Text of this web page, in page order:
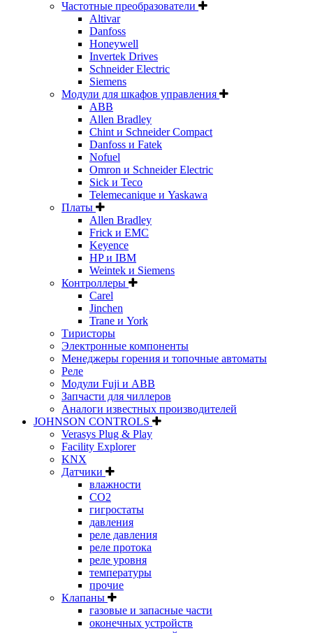
Частотные преобразователи
Altivar
Danfoss
Honeywell
Invertek Drives
Schneider Electric
Siemens
Модули для шкафов управления
ABB
Allen Bradley
Chint и Schneider Compact
Danfoss и Fatek
Nofuel
Omron и Schneider Electric
Sick и Teco
Telemecanique и Yaskawa
Платы
Allen Bradley
Frick и EMC
Keyence
HP и IBM
Weintek и Siemens
Контроллеры
Carel
Jinchen
Trane и York
Тиристоры
Электронные компоненты
Менеджеры горения и топочные автоматы
Реле
Модули Fuji и ABB
Запчасти для чиллеров
Аналоги известных производителей
JOHNSON CONTROLS
Verasys Plug & Play
Facility Explorer
KNX
Датчики
влажности
CO2
гигростаты
давления
реле давления
реле протока
реле уровня
температуры
прочие
Клапаны
газовые и запасные части
оконечных устройств